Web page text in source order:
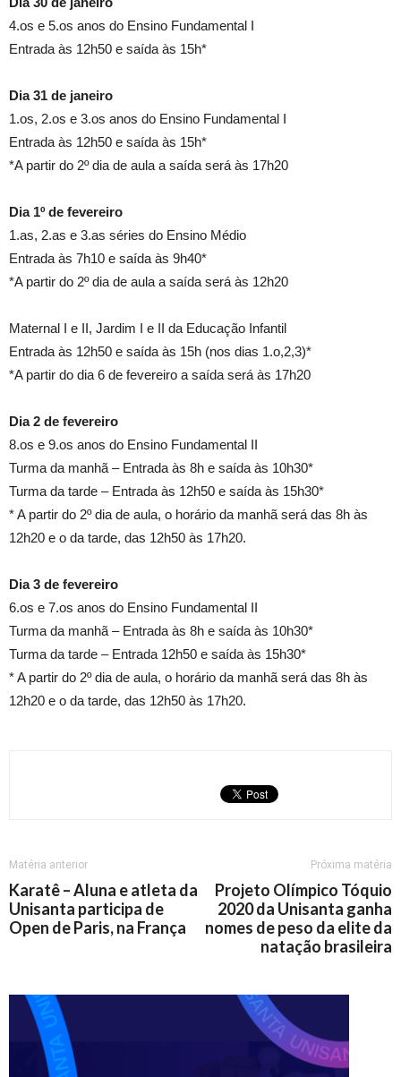
4.os e 5.os anos do Ensino Fundamental I
Entrada às 12h50 e saída às 15h*
Dia 31 de janeiro
1.os, 2.os e 3.os anos do Ensino Fundamental I
Entrada às 12h50 e saída às 15h*
*A partir do 2º dia de aula a saída será às 17h20
Dia 1º de fevereiro
1.as, 2.as e 3.as séries do Ensino Médio
Entrada às 7h10 e saída às 9h40*
*A partir do 2º dia de aula a saída será às 12h20
Maternal I e II, Jardim I e II da Educação Infantil
Entrada às 12h50 e saída às 15h (nos dias 1.o,2,3)*
*A partir do dia 6 de fevereiro a saída será às 17h20
Dia 2 de fevereiro
8.os e 9.os anos do Ensino Fundamental II
Turma da manhã – Entrada às 8h e saída às 10h30*
Turma da tarde – Entrada às 12h50 e saída às 15h30*
* A partir do 2º dia de aula, o horário da manhã será das 8h às
12h20 e o da tarde, das 12h50 às 17h20.
Dia 3 de fevereiro
6.os e 7.os anos do Ensino Fundamental II
Turma da manhã – Entrada às 8h e saída às 10h30*
Turma da tarde – Entrada 12h50 e saída às 15h30*
* A partir do 2º dia de aula, o horário da manhã será das 8h às
12h20 e o da tarde, das 12h50 às 17h20.
Matéria anterior
Karatê – Aluna e atleta da
Unisanta participa de
Open de Paris, na França
Próxima matéria
Projeto Olímpico Tóquio
2020 da Unisanta ganha
nomes de peso da elite da
natação brasileira